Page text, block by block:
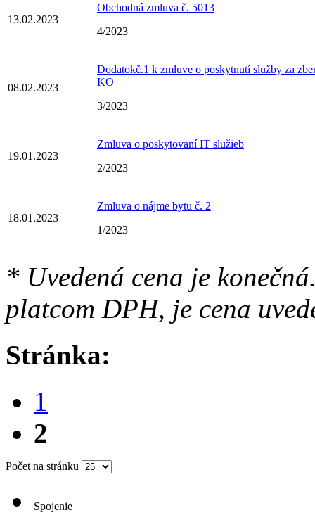
13.02.2023
Obchodná zmluva č. 5013
4/2023
08.02.2023
Dodatokč.1 k zmluve o poskytnutí služby za
KO
3/2023
19.01.2023
Zmluva o poskytovaní IT služieb
2/2023
18.01.2023
Zmluva o nájme bytu č. 2
1/2023
* Uvedená cena je
platcom DPH, je cena
Stránka:
1
2
Počet na stránku
Spojenie